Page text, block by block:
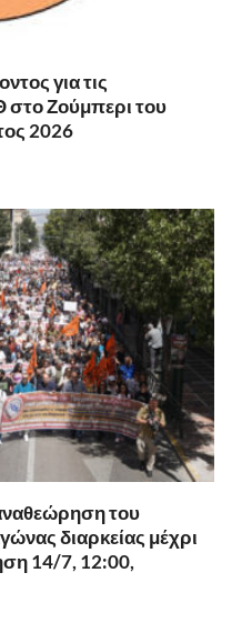
για τις
στο Ζούμπερι του
2026
του
διαρκείας μέχρι
14/7, 12:00,